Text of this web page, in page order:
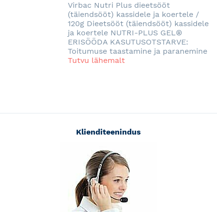
Virbac Nutri Plus dieetsööt
(täiendsööt) kassidele ja koertele /
120g Dieetsööt (täiendsööt) kassidele
ja koertele NUTRI-PLUS GEL®
ERISÖÖDA KASUTUSOTSTARVE:
Toitumuse taastamine ja paranemine
Tutvu lähemalt
Klienditeenindus